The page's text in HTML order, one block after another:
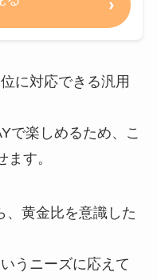
に対応できる汎用
で楽しめるため、こ
す。
、黄金比を意識した
うニーズに応えて